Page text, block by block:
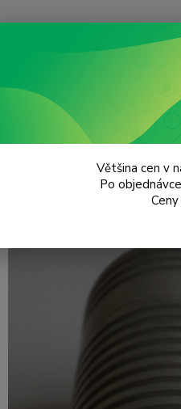
Konektory a Kabely
ZakončovacíVětšina cen v
Po